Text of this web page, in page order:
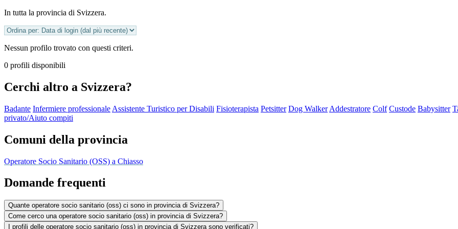
In tutta la provincia di Svizzera.
Nessun profilo trovato con questi criteri.
0 profili disponibili
Cerchi altro a Svizzera?
Badante Infermiere professionale Assistente Turistico per Disabili Fisioterapista Petsitter Dog Walker Addestratore Colf Custode Babysitter
privato/Aiuto compiti
Comuni della provincia
Operatore Socio Sanitario (OSS) a Chiasso
Domande frequenti
Quante operatore socio sanitario (oss) ci sono in provincia di Svizzera?
Come cerco una operatore socio sanitario (oss) in provincia di Svizzera?
I profili delle operatore socio sanitario (oss) in provincia di Svizzera sono verificati?